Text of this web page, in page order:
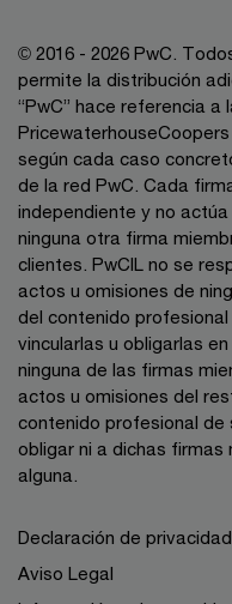
© 2016 - 2026 PwC.
permite la distribución
“PwC” hace referencia
según cada caso
de la red PwC. Cada
independiente y no
ninguna otra firma
clientes. PwCIL no se
actos u omisiones de
del contenido
vincularlas u obligarlas
ninguna de las firmas
actos u omisiones del
contenido profesional de
obligar ni a dichas firmas
alguna.
Declaración de privacidad
Aviso Legal